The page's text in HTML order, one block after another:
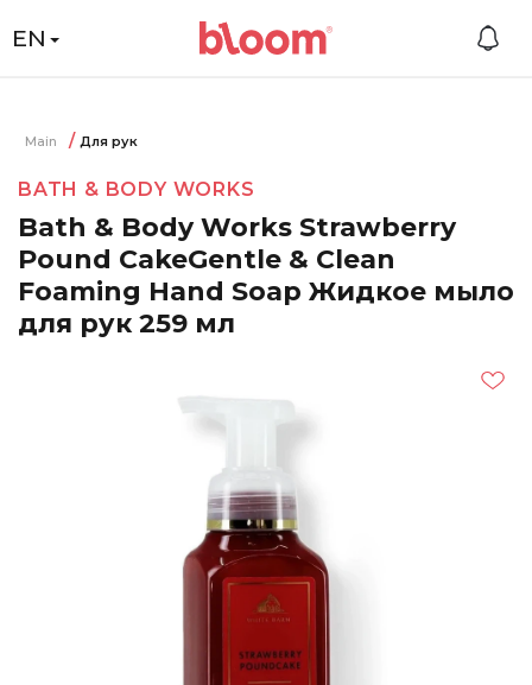
EN
Main Для рук
BATH & BODY WORKS
Bath & Body Works Strawberry
Pound CakeGentle & Clean
Foaming Hand Soap Жидкое мыло
для рук 259 мл